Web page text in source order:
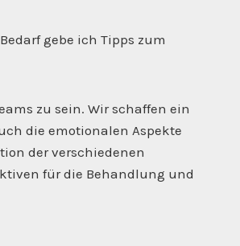
gebe ich Tipps zum
zu sein. Wir schaffen ein
die emotionalen Aspekte
der verschiedenen
für die Behandlung und